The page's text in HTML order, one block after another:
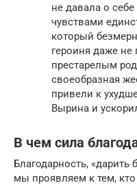
не давала о
чувствами
который
героиня даже не
престарелым
своеобразная
привели к
Вырина и
В чем сила
Благодарность, «дарить
мы проявляем к тем,